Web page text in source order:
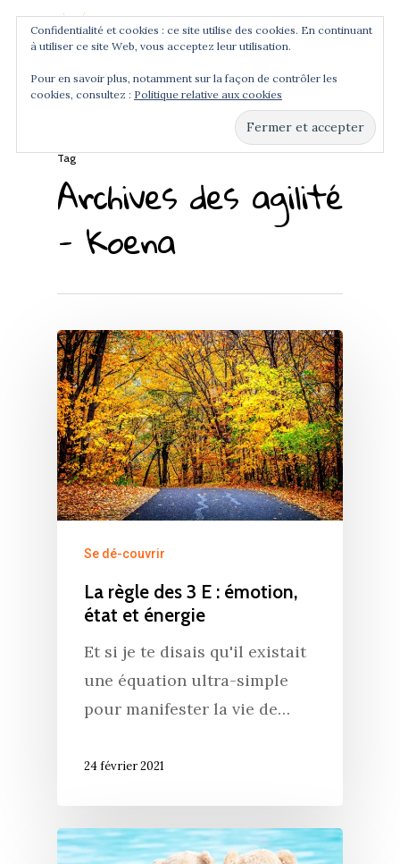
Hit enter to search or ESC to close
Tag
Archives des agilité
- Koena
Se dé-couvrir
La règle des 3 E : émotion,
état et énergie
Et si je te disais qu'il existait
une équation ultra-simple
pour manifester la vie de…
24 février 2021
Confidentialité et cookies : ce site utilise des cookies. En continuant
à utiliser ce site Web, vous acceptez leur utilisation.
Pour en savoir plus, notamment sur la façon de contrôler les
cookies, consultez : Politique relative aux cookies